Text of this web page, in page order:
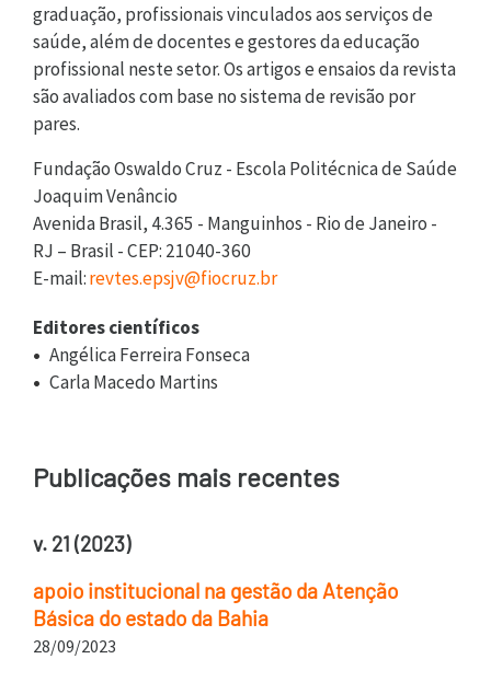
graduação, profissionais vinculados aos serviços de
saúde, além de docentes e gestores da educação
profissional neste setor. Os artigos e ensaios da revista
são avaliados com base no sistema de revisão por
pares.
Fundação Oswaldo Cruz - Escola Politécnica de Saúde
Joaquim Venâncio
Avenida Brasil, 4.365 - Manguinhos - Rio de Janeiro -
RJ – Brasil - CEP: 21040-360
E-mail:revtes.epsjv@fiocruz.br
Editores científicos
Angélica Ferreira Fonseca
Carla Macedo Martins
Publicações mais recentes
v. 21 (2023)
apoio institucional na gestão da Atenção
Básica do estado da Bahia
28/09/2023